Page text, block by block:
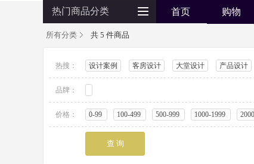
热门商品分类 首页 购物
餐饮用品
纺织布草
清洁设备
所有分类 共 5 件商品
热搜： 设计案例 客房设计 大堂设计 产品设计
品牌：
价格： 0-99 100-499 500-999 1000-1999